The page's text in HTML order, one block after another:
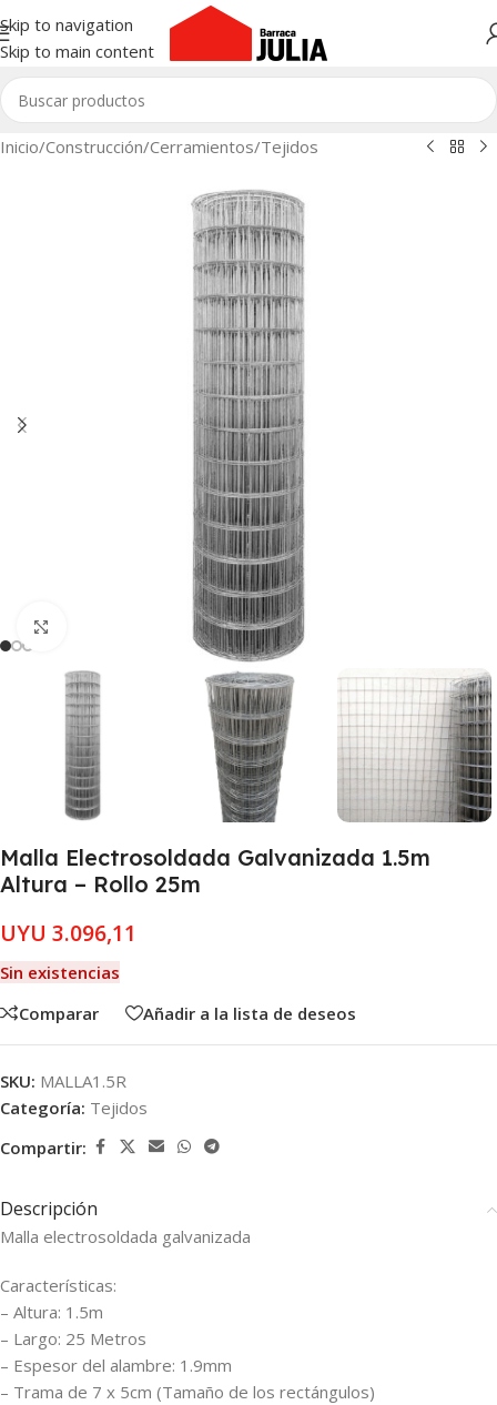
Skip to navigation
Skip to main content
Inicio/Construcción/Cerramientos/Tejidos
Malla Electrosoldada Galvanizada 1.5m
Altura – Rollo 25m
UYU 3.096,11
Sin existencias
Comparar
Añadir a la lista de deseos
SKU: MALLA1.5R
Categoría: Tejidos
Compartir:
Descripción
Malla electrosoldada galvanizada
Características:
– Altura: 1.5m
– Largo: 25 Metros
– Espesor del alambre: 1.9mm
– Trama de 7 x 5cm (Tamaño de los rectángulos)